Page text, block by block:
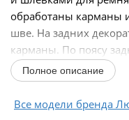
обработаны карманы
шве. На задних
карманы. По поясу
Полное описание
Все модели бренда